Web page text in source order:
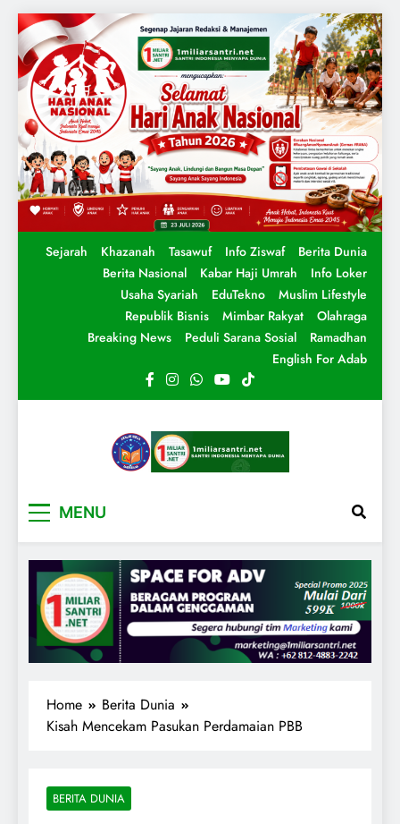
Sejarah Khazanah Tasawuf Info Ziswaf
Berita Dunia
Berita Nasional
Kabar Haji Umrah
Info Loker
Usaha Syariah
EduTekno
Muslim Lifestyle
Republik Bisnis
Mimbar Rakyat
Olahraga
Breaking News
Peduli Sarana Sosial
Ramadhan
English For Adab
MENU
Home
Berita Dunia
Kisah Mencekam Pasukan Perdamaian PBB
BERITA DUNIA